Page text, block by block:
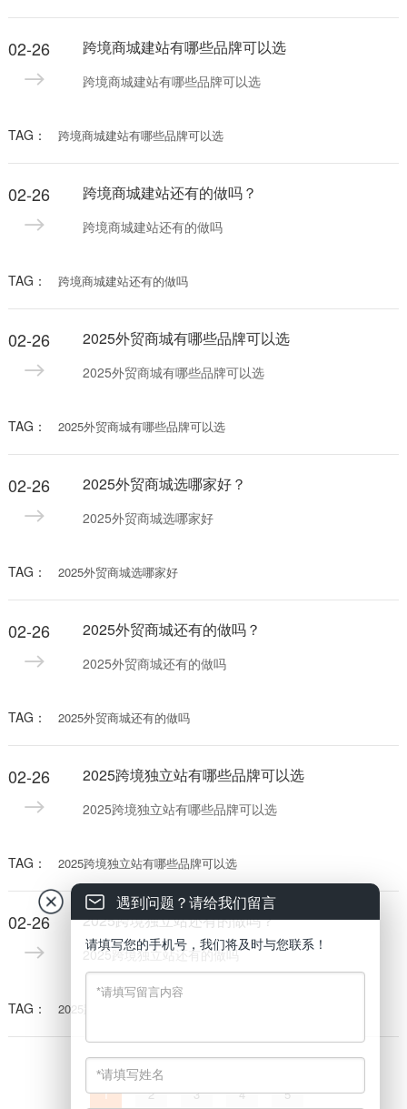
02-26 跨境商城建站有哪些品牌可以选
跨境商城建站有哪些品牌可以选
TAG： 跨境商城建站有哪些品牌可以选
02-26 跨境商城建站还有的做吗？
跨境商城建站还有的做吗
TAG： 跨境商城建站还有的做吗
02-26 2025外贸商城有哪些品牌可以选
2025外贸商城有哪些品牌可以选
TAG： 2025外贸商城有哪些品牌可以选
02-26 2025外贸商城选哪家好？
2025外贸商城选哪家好
TAG： 2025外贸商城选哪家好
02-26 2025外贸商城还有的做吗？
2025外贸商城还有的做吗
TAG： 2025外贸商城还有的做吗
02-26 2025跨境独立站有哪些品牌可以选
2025跨境独立站有哪些品牌可以选
TAG： 2025跨境独立站有哪些品牌可以选
02-26 2025跨境独立站还有的做吗？
2025跨境独立站还有的做吗
TAG： 2025跨境独立站还有的做吗
1 2 3 4 5
遇到问题？请给我们留言
请填写您的手机号，我们将及时与您联系！